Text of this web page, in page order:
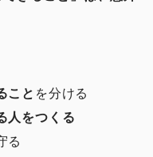
こと を分ける
人をつくる
る